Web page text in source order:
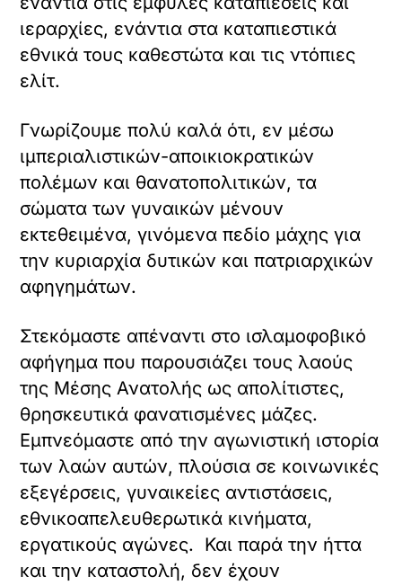
ιεραρχίες, ενάντια στα καταπιεστικά
εθνικά τους καθεστώτα και τις ντόπιες
ελίτ.
Γνωρίζουμε πολύ καλά ότι, εν μέσω
ιμπεριαλιστικών-αποικιοκρατικών
πολέμων και θανατοπολιτικών, τα
σώματα των γυναικών μένουν
εκτεθειμένα, γινόμενα πεδίο μάχης για
την κυριαρχία δυτικών και πατριαρχικών
αφηγημάτων.
Στεκόμαστε απέναντι στο ισλαμοφοβικό
αφήγημα που παρουσιάζει τους λαούς
της Μέσης Ανατολής ως απολίτιστες,
θρησκευτικά φανατισμένες μάζες.
Εμπνεόμαστε από την αγωνιστική ιστορία
των λαών αυτών, πλούσια σε κοινωνικές
εξεγέρσεις, γυναικείες αντιστάσεις,
εθνικοαπελευθερωτικά κινήματα,
εργατικούς αγώνες. Και παρά την ήττα
και την καταστολή, δεν έχουν